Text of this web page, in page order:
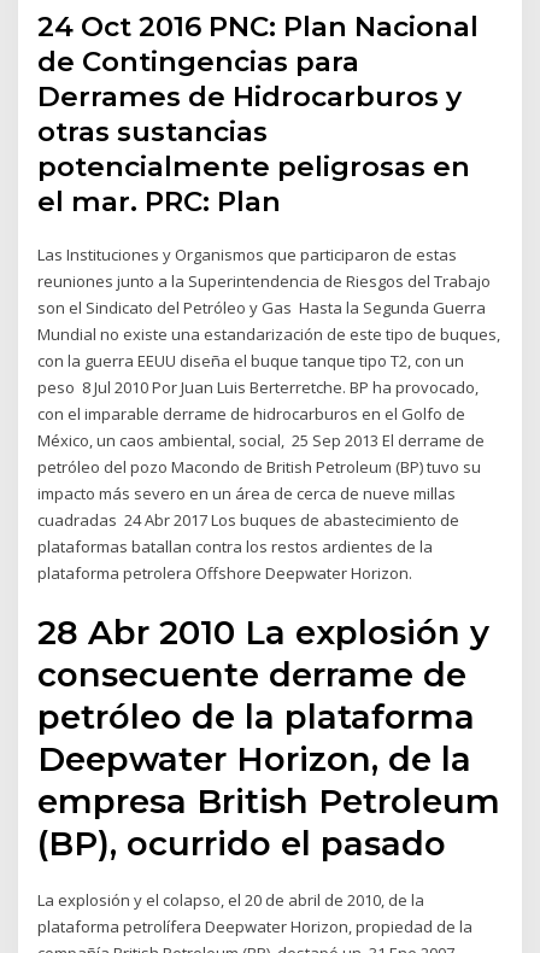
24 Oct 2016 PNC: Plan Nacional
de Contingencias para
Derrames de Hidrocarburos y
otras sustancias
potencialmente peligrosas en
el mar. PRC: Plan
Las Instituciones y Organismos que participaron de estas
reuniones junto a la Superintendencia de Riesgos del Trabajo
son el Sindicato del Petróleo y Gas Hasta la Segunda Guerra
Mundial no existe una estandarización de este tipo de buques,
con la guerra EEUU diseña el buque tanque tipo T2, con un
peso 8 Jul 2010 Por Juan Luis Berterretche. BP ha provocado,
con el imparable derrame de hidrocarburos en el Golfo de
México, un caos ambiental, social, 25 Sep 2013 El derrame de
petróleo del pozo Macondo de British Petroleum (BP) tuvo su
impacto más severo en un área de cerca de nueve millas
cuadradas 24 Abr 2017 Los buques de abastecimiento de
plataformas batallan contra los restos ardientes de la
plataforma petrolera Offshore Deepwater Horizon.
28 Abr 2010 La explosión y
consecuente derrame de
petróleo de la plataforma
Deepwater Horizon, de la
empresa British Petroleum
(BP), ocurrido el pasado
La explosión y el colapso, el 20 de abril de 2010, de la
plataforma petrolífera Deepwater Horizon, propiedad de la